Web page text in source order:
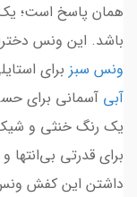
همان پاسخ است؛ یک
باشد. این ونس
ونس سبز برای
آبی آسمانی برای
یک رنگ خنثی و
برای قدرتی
داشتن این کفش ونس